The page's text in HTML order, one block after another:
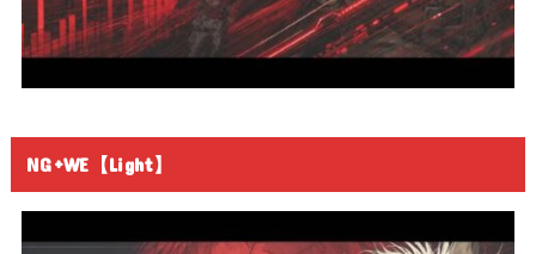
NG+WE【Light】